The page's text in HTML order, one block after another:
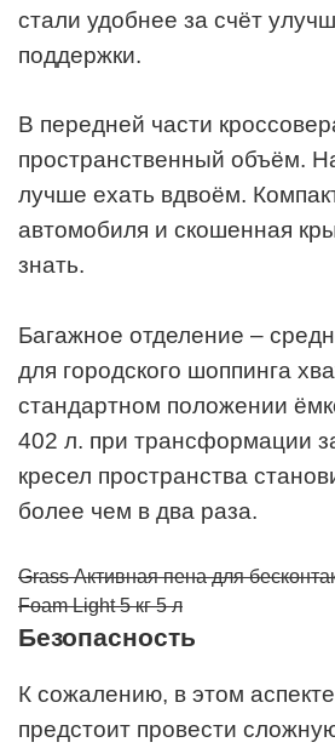
стали удобнее за счёт
поддержки.
В передней части
пространственный объём.
лучше ехать вдвоём.
автомобиля и скошенная
знать.
Багажное отделение –
для городского шоппинга
стандартном положении
402 л. при трансформации
кресел пространства
более чем в два раза.
Grass Активная пена для
Foam Light 5 кг 5 л
Безопасность
К сожалению, в этом
предстоит провести